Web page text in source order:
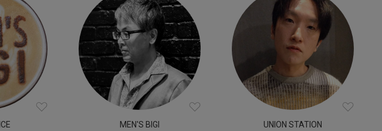
MEN'S BIGI
UNION STATION